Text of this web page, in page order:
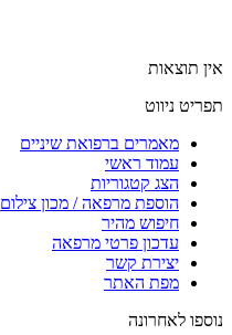
אין תוצאות
תפריט ניווט
מאמרים ברפואת שיניים
עמוד ראשי
הצג קטגוריות
הוספת מרפאה / מכון צילום
חיפוש מהיר
עדכון פרטי מרפאה
יצירת קשר
מפת האתר
נוספו לאחרונה